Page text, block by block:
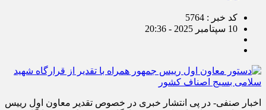
کد خبر : 5764
10 سپتامبر 2025 - 20:36
اخبار صنفی- در پی انتشار خبری در خصوص تقدیر معاون اول رییس